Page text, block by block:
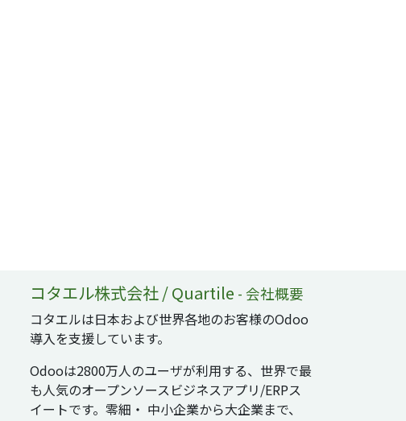
コタエル株式会社 / Quartile - 会社概要
コタエルは日本および世界各地のお客様のOdoo
導入を支援しています。
Odooは2800万人のユーザが利用する、世界で最
も人気のオープンソースビジネスアプリ/ERPス
イートです。零細・ 中小企業から大企業まで、